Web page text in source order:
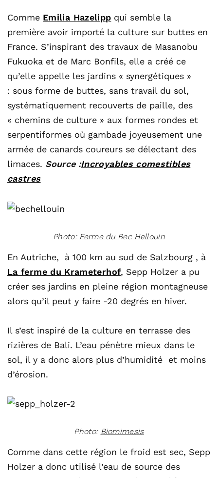
Comme Emilia Hazelipp qui semble la
première avoir importé la culture sur buttes en
France. S’inspirant des travaux de Masanobu
Fukuoka et de Marc Bonfils, elle a créé ce
qu’elle appelle les jardins « synergétiques »
: sous forme de buttes, sans travail du sol,
systématiquement recouverts de paille, des
« chemins de culture » aux formes rondes et
serpentiformes où gambade joyeusement une
armée de canards coureurs se délectant des
limaces. Source :Incroyables comestibles
castres
Photo: Ferme du Bec Hellouin
En Autriche, à 100 km au sud de Salzbourg , à
La ferme du Krameterhof, Sepp Holzer a pu
créer ses jardins en pleine région montagneuse
alors qu’il peut y faire -20 degrés en hiver.
Il s’est inspiré de la culture en terrasse des
rizières de Bali. L’eau pénètre mieux dans le
sol, il y a donc alors plus d’humidité et moins
d’érosion.
Photo: Biomimesis
Comme dans cette région le froid est sec, Sepp
Holzer a donc utilisé l’eau de source des